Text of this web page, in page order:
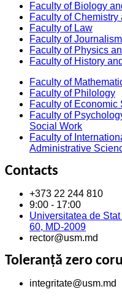
Faculty of Biology
Faculty of
Faculty of Law
Faculty of
Faculty of Physics
Faculty of History
Faculty of
Faculty of Philology
Faculty of Economic
Faculty of
Social Work
Faculty of
Administrative
Contacts
+373 22 244 810
9:00 - 17:00
Universitatea de
60, MD-2009
rector@usm.md
Toleranță zero
integritate@usm.md